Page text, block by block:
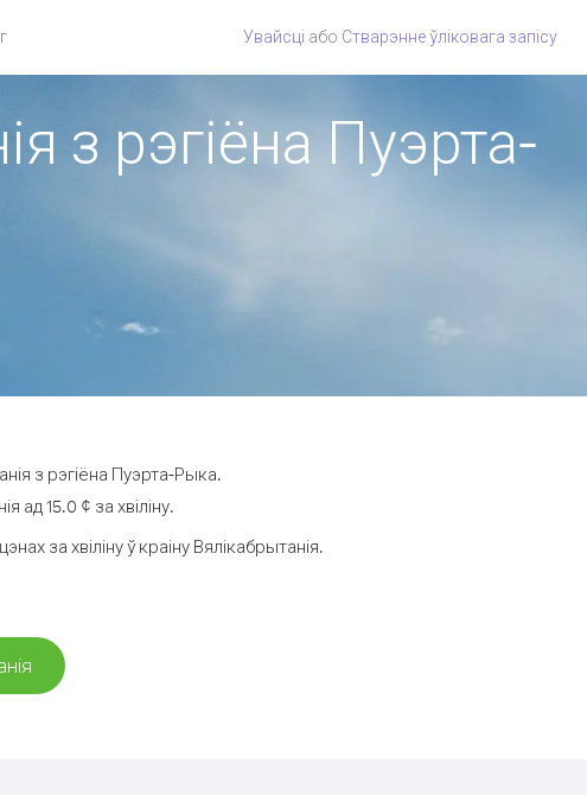
Увайсці або Стварэнне ўліковага запісу
з рэгіёна Пуэрта-
з рэгіёна Пуэрта-Рыка.
ад 15.0 ¢ за хвіліну.
за хвіліну ў краіну Вялікабрытанія.